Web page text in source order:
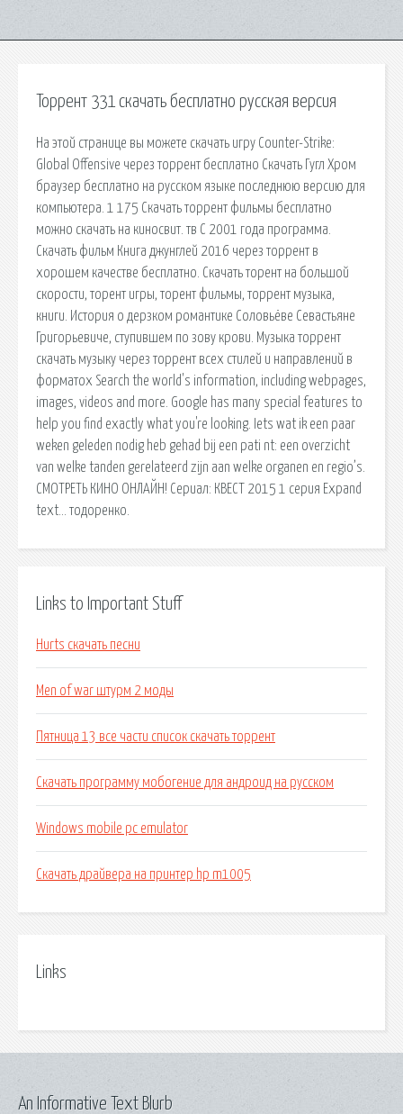
Торрент 331 скачать бесплатно русская версия
На этой странице вы можете скачать игру Counter-Strike:
Global Offensive через торрент бесплатно Скачать Гугл Хром
браузер бесплатно на русском языке последнюю версию для
компьютера. 1 175 Скачать торрент фильмы бесплатно
можно скачать на киносвит. тв С 2001 года программа.
Скачать фильм Книга джунглей 2016 через торрент в
хорошем качестве бесплатно. Скачать торент на большой
скорости, торент игры, торент фильмы, торрент музыка,
книги. История о дерзком романтике Соловьёве Севастьяне
Григорьевиче, cтупившем по зову крови. Музыка торрент
скачать музыку через торрент всех стилей и направлений в
форматох Search the world's information, including webpages,
images, videos and more. Google has many special features to
help you find exactly what you're looking. Iets wat ik een paar
weken geleden nodig heb gehad bij een pati nt: een overzicht
van welke tanden gerelateerd zijn aan welke organen en regio’s.
СМОТРЕТЬ КИНО ОНЛАЙН! Сериал: КВЕСТ 2015 1 серия Expand
text… тодоренко.
Links to Important Stuff
Hurts скачать песни
Men of war штурм 2 моды
Пятница 13 все части список скачать торрент
Скачать программу мобогение для андроид на русском
Windows mobile pc emulator
Скачать драйвера на принтер hp m1005
Links
An Informative Text Blurb